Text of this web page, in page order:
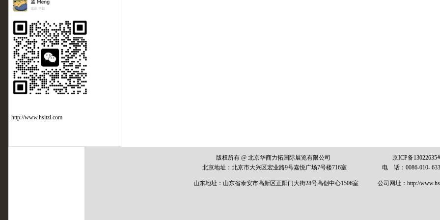
http://www.hsltzl.com
版权所有 @ 北京华商力拓国际展览有限公司
京ICP备13022635
北京地址： 北京市大兴区宏业路9号嘉悦广场7号楼716室电 话：0086-010-
山东地址：山东省泰安市高新区正阳门大街28号高创中心1506室 公司网址： http://